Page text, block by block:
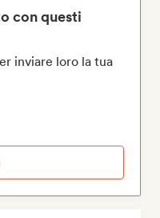
con questi
inviare loro la tua